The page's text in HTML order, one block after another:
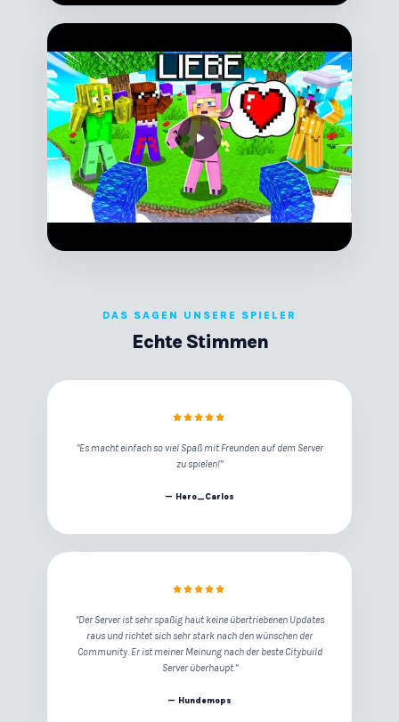
DAS SAGEN UNSERE SPIELER
Echte Stimmen
"Es macht einfach so viel Spaß mit Freunden auf dem Server
zu spielen!"
— Hero_Carlos
"Der Server ist sehr spaßig haut keine übertriebenen Updates
raus und richtet sich sehr stark nach den wünschen der
Community. Er ist meiner Meinung nach der beste Citybuild
Server überhaupt."
— Hundemops